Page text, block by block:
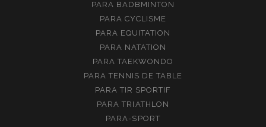
PARA BADBMINTON
PARA CYCLISME
PARA EQUITATION
PARA NATATION
PARA TAEKWONDO
PARA TENNIS DE TABLE
PARA TIR SPORTIF
PARA TRIATHLON
PARA-SPORT